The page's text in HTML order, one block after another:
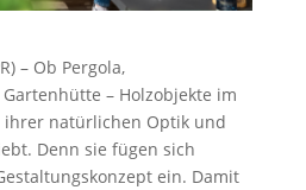
– Ob Pergola,
– Holzobjekte im
natürlichen Optik und
Denn sie fügen sich
ein. Damit